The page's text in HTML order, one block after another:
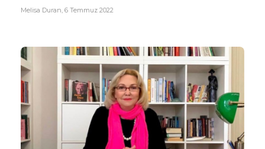
Melisa Duran 6 Temmuz 2022